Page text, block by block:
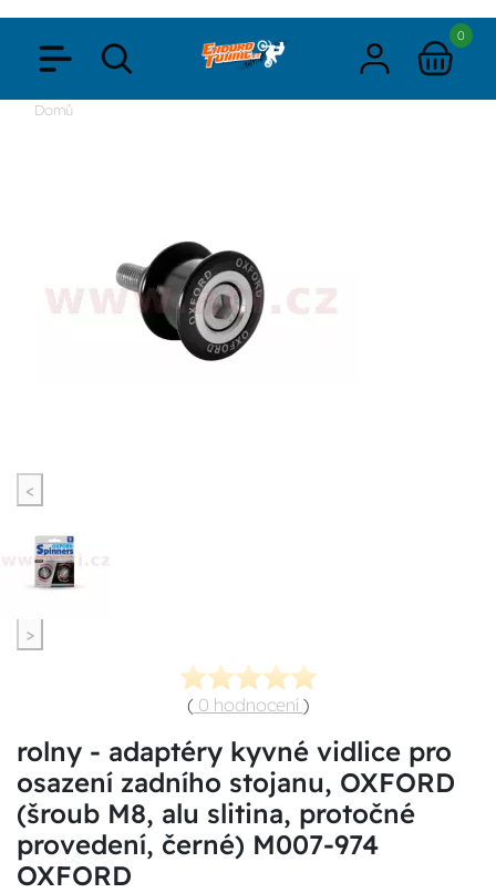
0
Domů
<
>
( 0 hodnocení )
rolny - adaptéry kyvné vidlice pro
osazení zadního stojanu, OXFORD
(šroub M8, alu slitina, protočné
provedení, černé) M007-974
OXFORD